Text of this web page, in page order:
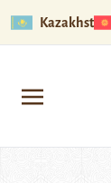
Kazakhstan